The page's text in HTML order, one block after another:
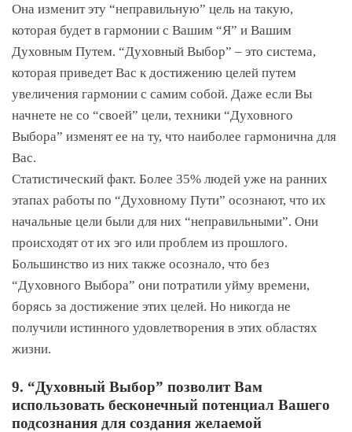
Она изменит эту “неправильную” цель на такую,
которая будет в гармонии с Вашим “Я” и Вашим
Духовным Путем. “Духовный Выбор” – это система,
которая приведет Вас к достижению целей путем
увеличения гармонии с самим собой. Даже если Вы
начнете не со “своей” цели, техники “Духовного
Выбора” изменят ее на ту, что наиболее гармонична для
Вас.
Статистический факт. Более 35% людей уже на ранних
этапах работы по “Духовному Пути” осознают, что их
начальные цели были для них “неправильными”. Они
происходят от их эго или проблем из прошлого.
Большинство из них также осознало, что без
“Духовного Выбора” они потратили уйму времени,
борясь за достижение этих целей. Но никогда не
получили истинного удовлетворения в этих областях
жизни.
9. “Духовный Выбор” позволит Вам
использовать бесконечный потенциал Вашего
подсознания для создания желаемой